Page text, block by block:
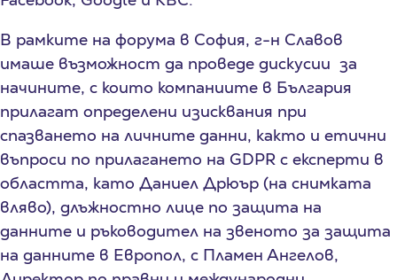
В рамките на форума в София, г-н Славов
имаше възможност да проведе дискусии за
начините, с които компаниите в България
прилагат определени изисквания при
спазването на личните данни, както и етични
въпроси по прилагането на GDPR с експерти в
областта, като Даниел Дрюър (на снимката
вляво), длъжностно лице по защита на
данните и ръководител на звеното за защита
на данните в Европол, с Пламен Ангелов,